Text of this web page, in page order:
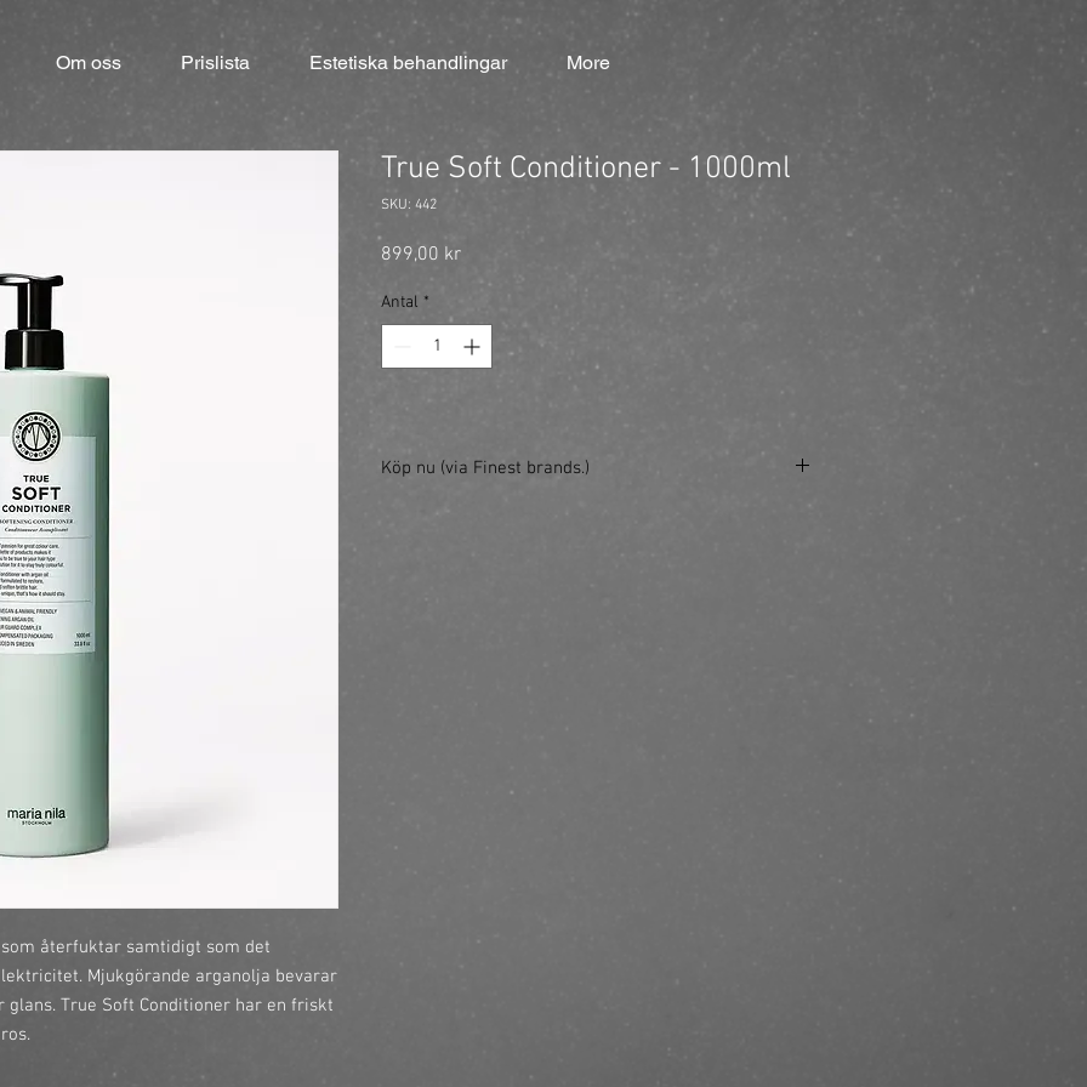
Om oss Prislista Estetiska behandlingar More
återfuktar samtidigt som det
Mjukgörande arganolja bevarar
True Soft Conditioner har en friskt
True Soft Conditioner - 1000ml
SKU: 442
899,00 krPris
Antal *
Köp nu (via Finest brands.)